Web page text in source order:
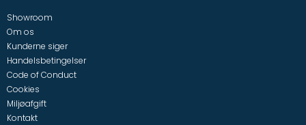
Showroom
Om os
Kunderne siger
Handelsbetingelser
Code of Conduct
Cookies
Miljøafgift
Kontakt